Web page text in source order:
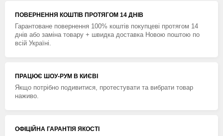
ПОВЕРНЕННЯ КОШТIВ ПРОТЯГОМ 14 ДНIВ
Гарантоване повернення 100% коштів покупцеві протягом 14
днів або заміна товару + швидка доставка Новою поштою по
всій Україні.
ПРАЦЮЄ ШОУ-РУМ В КИЄВІ
Якщо потрібно подивитися, протестувати та вибрати товар
наживо.
ОФІЦІЙНА ГАРАНТІЯ ЯКОСТІ